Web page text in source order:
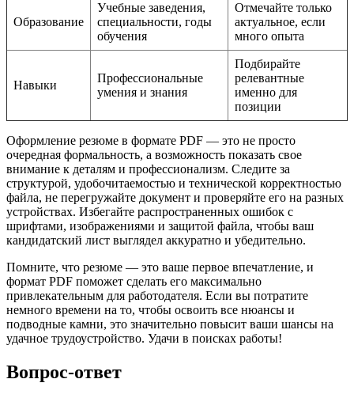
Образование
Учебные заведения,
специальности, годы
обучения
Отмечайте только
актуальное, если
много опыта
Навыки
Профессиональные
умения и знания
Подбирайте
релевантные
именно для
позиции
Оформление резюме в формате PDF — это не просто
очередная формальность, а возможность показать свое
внимание к деталям и профессионализм. Следите за
структурой, удобочитаемостью и технической корректностью
файла, не перегружайте документ и проверяйте его на разных
устройствах. Избегайте распространенных ошибок с
шрифтами, изображениями и защитой файла, чтобы ваш
кандидатский лист выглядел аккуратно и убедительно.
Помните, что резюме — это ваше первое впечатление, и
формат PDF поможет сделать его максимально
привлекательным для работодателя. Если вы потратите
немного времени на то, чтобы освоить все нюансы и
подводные камни, это значительно повысит ваши шансы на
удачное трудоустройство. Удачи в поисках работы!
Вопрос-ответ